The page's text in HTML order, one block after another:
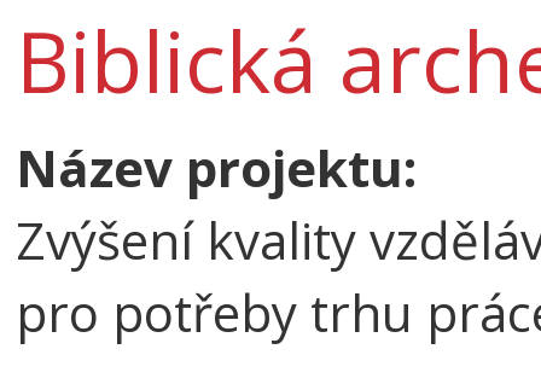
Biblická
Název projektu:
Zvýšení kvality
pro potřeby trhu